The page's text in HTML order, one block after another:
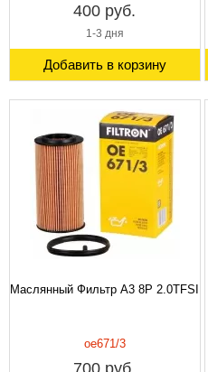
400 руб.
1-3 дня
Добавить в корзину
Маслянный Фильтр А3 8P 2.0TFSI
oe671/3
700 руб.